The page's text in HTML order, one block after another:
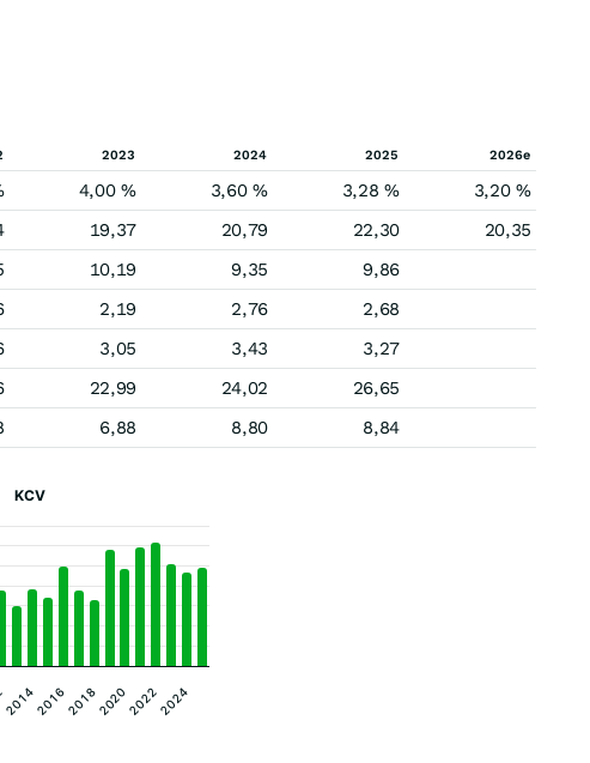
2023 2024 2025 2026e
4,00 % 3,60 % 3,28 %
3,20 %
19,37 20,79 22,30
20,35
10,19 9,35
9,86
2,19 2,76
2,68
3,05 3,43
3,27
22,99 24,02
26,65
6,88 8,80 8,84
KCV
201420162018202020222024